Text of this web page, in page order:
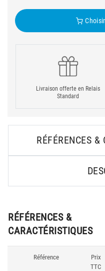
Livraison offerte en Relais
Standard
RÉFÉRENCES &
RÉFÉRENCES &
CARACTÉRISTIQUES
Référence
Prix
TTC